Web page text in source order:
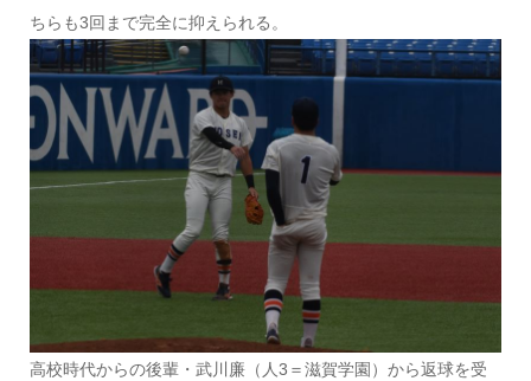
ちらも3回まで完全に抑えられる。
高校時代からの後輩・武川廉（人3＝滋賀学園）から返球を受